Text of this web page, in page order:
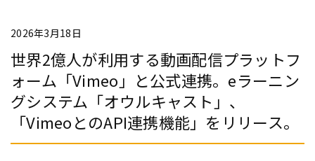
2026年3月18日
世界2億人が利用する動画配信プラットフ
ォーム「Vimeo」と公式連携。eラーニン
グシステム「オウルキャスト」、
「VimeoとのAPI連携機能」をリリース。